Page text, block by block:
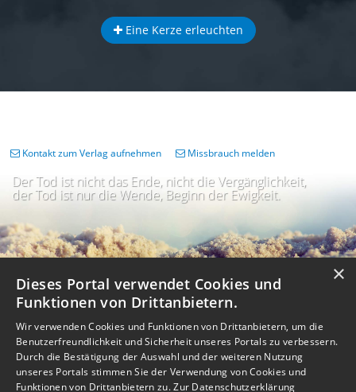
Eine Kerze erleuchten
Der Tod ist nicht das Ende, nicht die Vergänglichkeit,
der Tod ist nur die Wende, Beginn der Ewigkeit.
Kontakt zum Verlag aufnehmen Missbrauch melden
Impressum Nutzungsbedingungen Datenschutz
AGB
Barrierefreiheit
Barriere melden IAccessibility-Modus aktivieren
×
Dieses Portal verwendet Cookies und
Funktionen von Drittanbietern.
Wir verwenden Cookies und Funktionen von Drittanbietern, um die
Benutzerfreundlichkeit und Sicherheit unseres Portals zu verbessern.
Durch die Bestätigung der Auswahl und der weiteren Nutzung
unseres Portals stimmen Sie der Verwendung von Cookies und
Funktionen von Drittanbietern zu.Zur Datenschutzerklärung